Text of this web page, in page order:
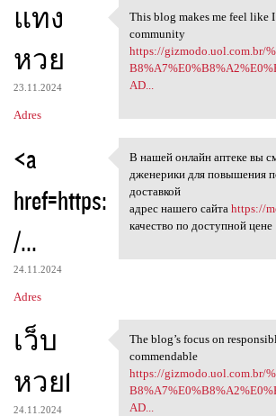
แทง
หวย
23.11.2024
Adres
This blog makes me feel
This blog makes me feel like
community
https://gizmodo.uol.com.br/
AD...
<a
href=https:
/...
24.11.2024
Adres
В нашей онлайн
В нашей онлайн аптеке вы
дженерики для повышения
доставкой
адрес нашего сайта https://
качество по доступной цене
เว็บ
หวย1
24.11.2024
The blog’s focus on
The blog’s focus on
commendable
https://gizmodo.uol.com.br/
AD...